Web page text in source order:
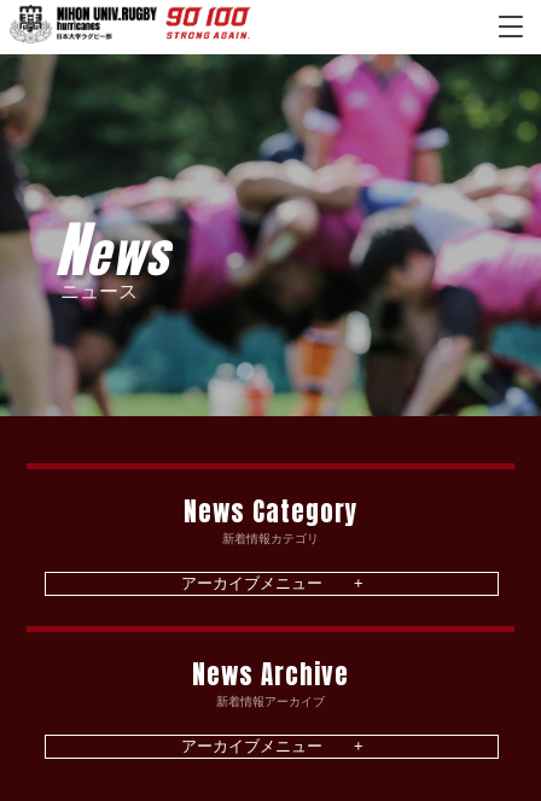
News
ニュース
News Category
新着情報カテゴリ
News Archive
新着情報アーカイブ